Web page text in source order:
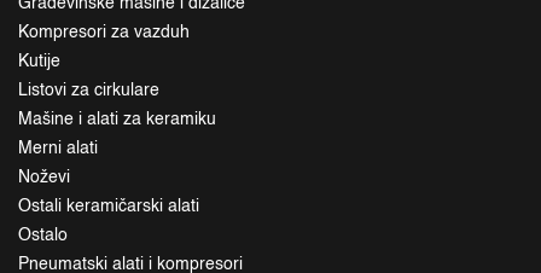
Građevinske mašine i dizalice
Kompresori za vazduh
Kutije
Listovi za cirkulare
Mašine i alati za keramiku
Merni alati
Noževi
Ostali keramičarski alati
Ostalo
Pneumatski alati i kompresori